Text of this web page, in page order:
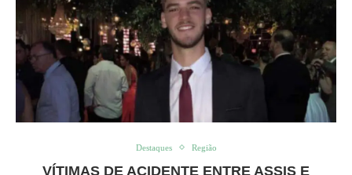
Destaques Região
VÍTIMAS DE ACIDENTE ENTRE ASSIS E